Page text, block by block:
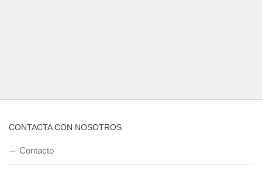
CONTACTA CON NOSOTROS
Contacto